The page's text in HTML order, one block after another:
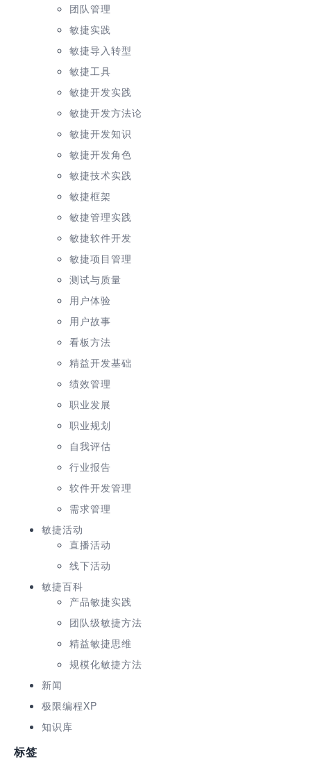
团队管理
敏捷实践
敏捷导入转型
敏捷工具
敏捷开发实践
敏捷开发方法论
敏捷开发知识
敏捷开发角色
敏捷技术实践
敏捷框架
敏捷管理实践
敏捷软件开发
敏捷项目管理
测试与质量
用户体验
用户故事
看板方法
精益开发基础
绩效管理
职业发展
职业规划
自我评估
行业报告
软件开发管理
需求管理
敏捷活动
直播活动
线下活动
敏捷百科
产品敏捷实践
团队级敏捷方法
精益敏捷思维
规模化敏捷方法
新闻
极限编程XP
知识库
标签